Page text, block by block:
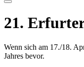
21.
Wenn sich am 17./18.
Jahres bevor.